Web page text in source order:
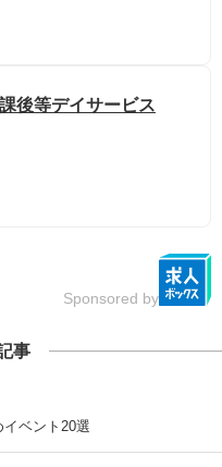
後等デイサービス
Sponsored by
事
ベント20選